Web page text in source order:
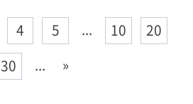
4 5 ... 10
20
30
... »